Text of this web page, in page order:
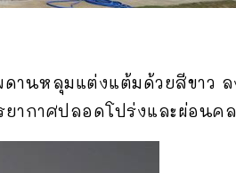
านหลุมแต่งแต้มด้วยสีขาว
ากาศปลอดโปร่งและผ่อนค